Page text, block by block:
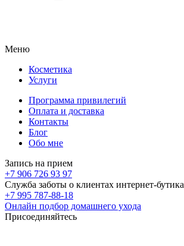
Меню
Косметика
Услуги
Программа привилегий
Оплата и доставка
Контакты
Блог
Обо мне
Запись на прием
+7 906 726 93 97
Служба заботы о клиентах интернет-бутика
+7 995 787-88-18
Онлайн подбор домашнего ухода
Присоединяйтесь